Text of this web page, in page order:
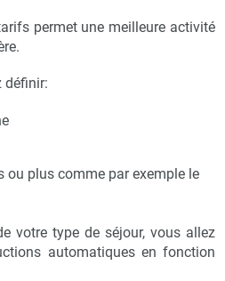
permet une meilleure activité
définir:
ou plus comme par exemple le
votre type de séjour, vous allez
automatiques en fonction